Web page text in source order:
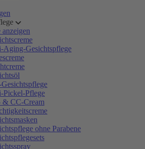
Aging-Gesichtspflege
Gesichtspflege
Pickel-Pflege
& CC-Cream
ohne Parabene